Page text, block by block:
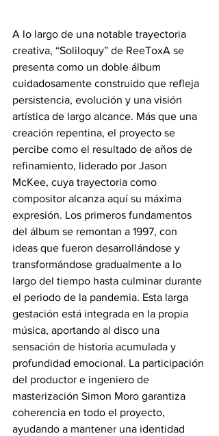
A lo largo de una notable trayectoria
creativa, “Soliloquy” de ReeToxA se
presenta como un doble álbum
cuidadosamente construido que refleja
persistencia, evolución y una visión
artística de largo alcance. Más que una
creación repentina, el proyecto se
percibe como el resultado de años de
refinamiento, liderado por Jason
McKee, cuya trayectoria como
compositor alcanza aquí su máxima
expresión. Los primeros fundamentos
del álbum se remontan a 1997, con
ideas que fueron desarrollándose y
transformándose gradualmente a lo
largo del tiempo hasta culminar durante
el periodo de la pandemia. Esta larga
gestación está integrada en la propia
música, aportando al disco una
sensación de historia acumulada y
profundidad emocional. La participación
del productor e ingeniero de
masterización Simon Moro garantiza
coherencia en todo el proyecto,
ayudando a mantener una identidad